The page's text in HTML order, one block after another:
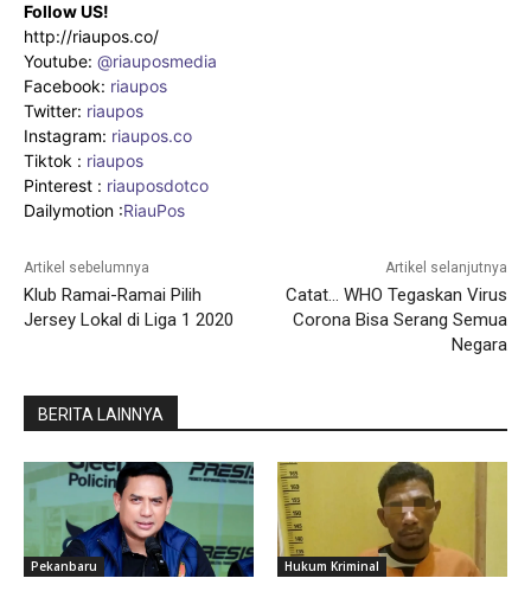
Follow US!
http://riaupos.co/
Youtube: @riauposmedia
Facebook: riaupos
Twitter: riaupos
Instagram: riaupos.co
Tiktok : riaupos
Pinterest : riauposdotco
Dailymotion :RiauPos
Artikel sebelumnya
Klub Ramai-Ramai Pilih
Jersey Lokal di Liga 1 2020
Artikel selanjutnya
Catat… WHO Tegaskan Virus
Corona Bisa Serang Semua
Negara
BERITA LAINNYA
Pekanbaru Hukum Kriminal